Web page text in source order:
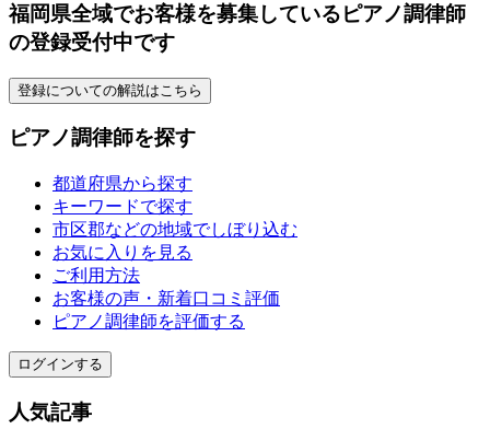
福岡県全域でお客様を募集しているピアノ調律師
の登録受付中です
登録についての解説はこちら
ピアノ調律師を探す
都道府県から探す
キーワードで探す
市区郡などの地域でしぼり込む
お気に入りを見る
ご利用方法
お客様の声・新着口コミ評価
ピアノ調律師を評価する
ログインする
人気記事